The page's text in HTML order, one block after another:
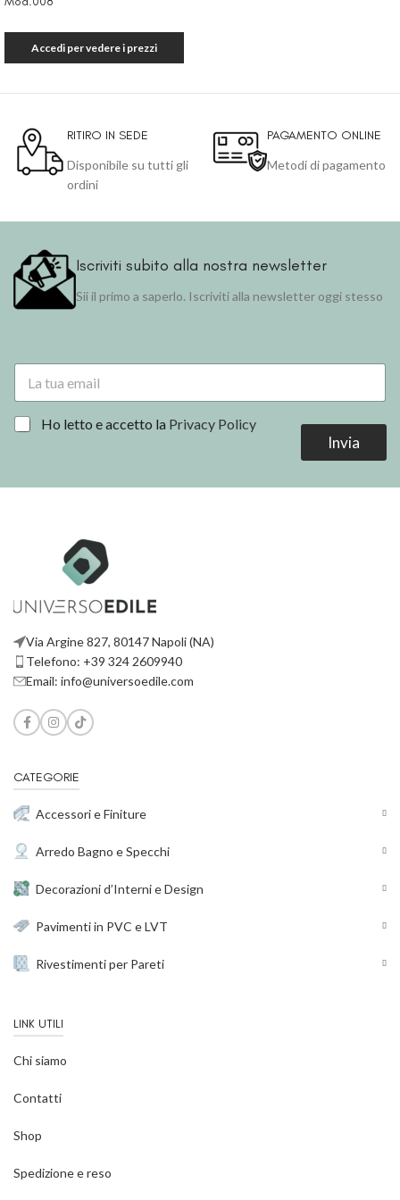
Accedi per vedere i prezzi
RITIRO IN SEDE
Disponibile su tutti gli
ordini
PAGAMENTO ONLINE
Metodi di pagamento
Iscriviti subito alla nostra newsletter
Sii il primo a saperlo. Iscriviti alla newsletter oggi stesso
E
a
i*
i
* Ho letto e accetto la Privacy Policy
Invia
Via Argine 827, 80147 Napoli (NA)
Telefono: +39 324 2609940
Email: info@universoedile.com
CATEGORIE
Accessori e Finiture
Arredo Bagno e Specchi
Decorazioni d’Interni e Design
Pavimenti in PVC e LVT
Rivestimenti per Pareti
LINK UTILI
Chi siamo
Contatti
Shop
Spedizione e reso